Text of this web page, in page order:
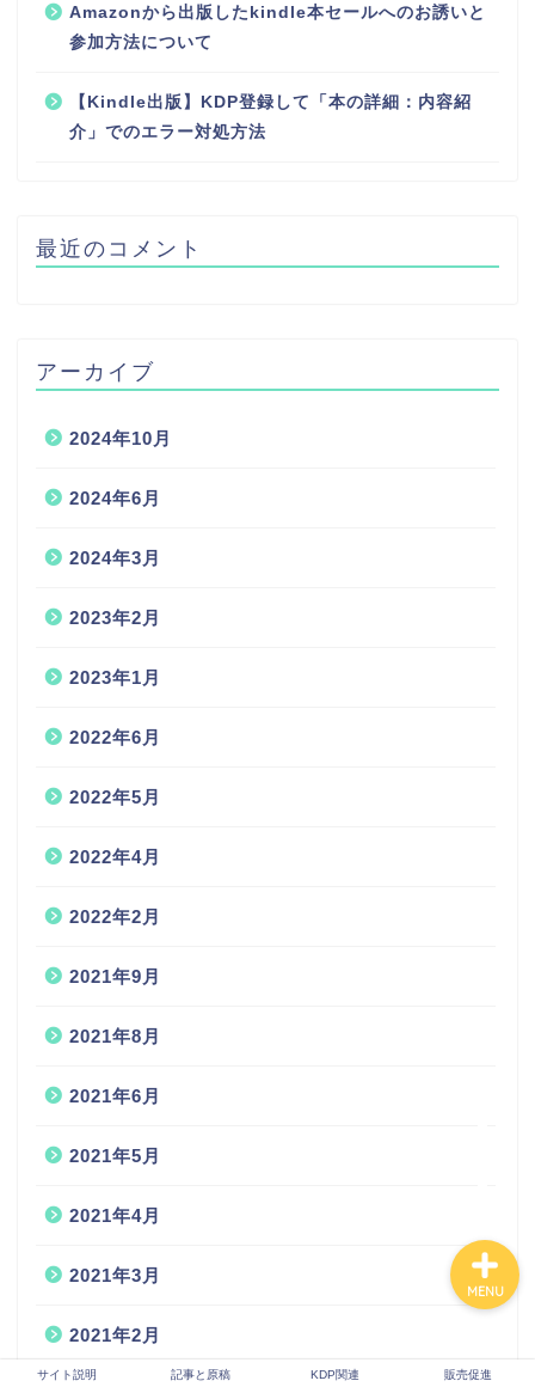
Amazonから出版したkindle本セールへのお誘いと
参加方法について
【Kindle出版】KDP登録して「本の詳細：内容紹
介」でのエラー対処方法
最近のコメント
アーカイブ
2024年10月
2024年6月
2024年3月
2023年2月
2023年1月
2022年6月
2022年5月
2022年4月
2022年2月
2021年9月
2021年8月
2021年6月
2021年5月
2021年4月
2021年3月
2021年2月
サイト説明 記事と原稿 KDP関連 販売促進
MENU